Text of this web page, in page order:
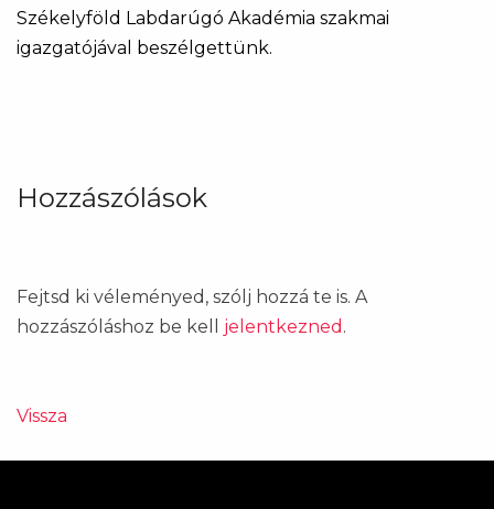
Székelyföld Labdarúgó Akadémia szakmai
igazgatójával beszélgettünk.
Hozzászólások
Fejtsd ki véleményed, szólj hozzá te is. A
hozzászóláshoz be kell jelentkezned .
Vissza